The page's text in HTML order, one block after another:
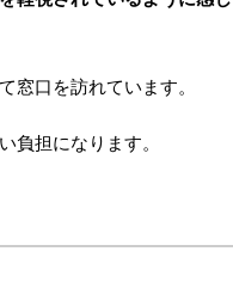
窓口を訪れています。
負担になります。